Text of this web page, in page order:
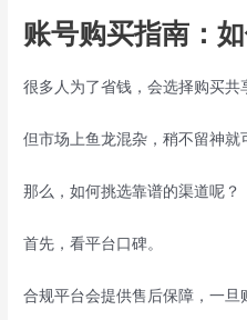
账号购买指南：
很多人为了省钱，会选择购买共
但市场上鱼龙混杂，稍不留神就
那么，如何挑选靠谱的渠道呢？
首先，看平台口碑。
合规平台会提供售后保障，一旦